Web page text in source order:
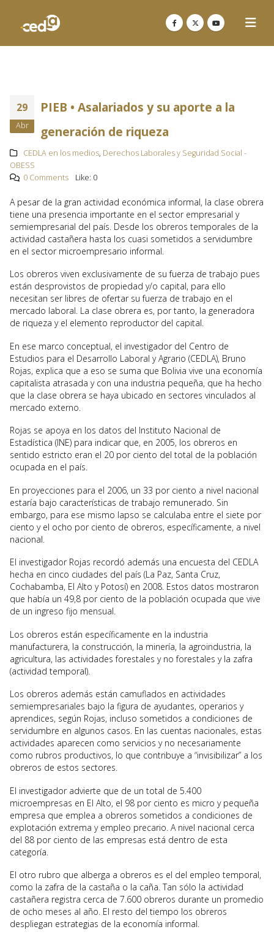
29
Abr
PIEB • Asalariados y su aporte a la
generación de riqueza
CEDLA en los medios, Derechos Laborales y Seguridad Social -
OBESS
0 Comments
Like: 0
A pesar de la gran actividad económica informal, la clase obrera
tiene una presencia importante en el sector empresarial y
semiempresarial del país. Desde los obreros temporales de la
actividad castañera hasta los cuasi sometidos a servidumbre
en el sector microempresario informal.
Los obreros viven exclusivamente de su fuerza de trabajo pues
están desprovistos de propiedad y/o capital, para ello
necesitan ser libres de ofertar su fuerza de trabajo en el
mercado laboral. La clase obrera es, por tanto, la generadora
de riqueza y el elemento reproductor del capital.
En ese marco conceptual, el investigador del Centro de
Estudios para el Desarrollo Laboral y Agrario (CEDLA), Bruno
Rojas, explica que a eso se suma que Bolivia vive una economía
capitalista atrasada y con una industria pequeña, que ha hecho
que la clase obrera se haya ubicado en sectores vinculados al
mercado externo.
Rojas se apoya en los datos del Instituto Nacional de
Estadística (INE) para indicar que, en 2005, los obreros en
sentido estricto eran el 20 por ciento del total de la población
ocupada en el país.
En proyecciones para el 2006, un 33 por ciento a nivel nacional
estaría bajo características de trabajo remunerado. Sin
embargo, para ese mismo lapso se calculaba entre el siete por
ciento y el ocho por ciento de obreros, específicamente, a nivel
nacional.
El investigador Rojas recordó además una encuesta del CEDLA
hecha en cinco ciudades del país (La Paz, Santa Cruz,
Cochabamba, El Alto y Potosí) en 2008. Estos datos mostraron
que había un 49,8 por ciento de la población ocupada que vive
de un ingreso fijo mensual.
Los obreros están específicamente en la industria
manufacturera, la construcción, la minería, la agroindustria, la
agricultura, las actividades forestales y no forestales y la zafra
(actividad temporal).
Los obreros además están camuflados en actividades
semiempresariales bajo la figura de ayudantes, operarios y
aprendices, según Rojas, incluso sometidos a condiciones de
servidumbre en algunos casos. En las cuentas nacionales, estas
actividades aparecen como servicios y no necesariamente
como rubros productivos, lo que contribuye a “invisibilizar” a los
obreros de estos sectores.
El investigador advierte que de un total de 5.400
microempresas en El Alto, el 98 por ciento es micro y pequeña
empresa que emplea a obreros sometidos a condiciones de
explotación extrema y empleo precario. A nivel nacional cerca
del 88 por ciento de las empresas está dentro de esta
categoría.
El otro rubro que alberga a obreros es el del empleo temporal,
como la zafra de la castaña o la caña. Tan sólo la actividad
castañera registra cerca de 7.600 obreros durante un promedio
de ocho meses al año. El resto del tiempo los obreros
despliegan estrategias de la economía informal.